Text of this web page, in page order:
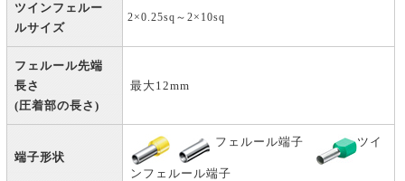
ツインフェルー
ルサイズ
2×0.25sq～2×10sq
フェルール先端
長さ
(圧着部の長さ)
最大12mm
端子形状
フェルール端子 ツイ
ンフェルール端子